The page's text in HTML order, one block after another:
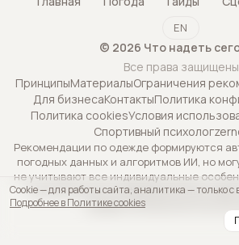
EN
© 2026 Что надеть
Все права защищены
ПринципыМатериалыОграничения
Для бизнесаКонтактыПолитика
Политика cookiesУсловия
Спортивный психолог
Рекомендации по одежде формируются
погодных данных и алгоритмов ИИ, но
не учитывают все индивидуальные
исключительно информационный
профессиональной
Cookie — для работы сайта, аналитика — только с
Подробнее в Политике cookies